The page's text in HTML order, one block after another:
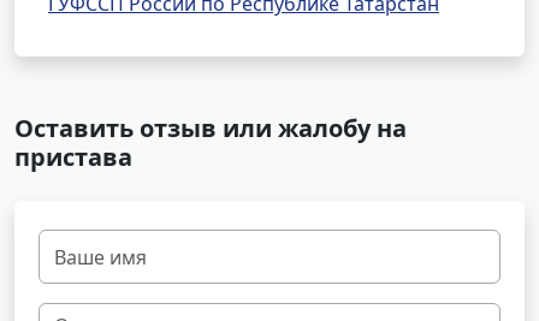
Оставить отзыв или жалобу на
пристава